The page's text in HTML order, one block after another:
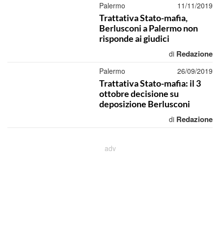
Palermo 11/11/2019
Trattativa Stato-mafia,
Berlusconi a Palermo non
risponde ai giudici
di Redazione
Palermo 26/09/2019
Trattativa Stato-mafia: il 3
ottobre decisione su
deposizione Berlusconi
di Redazione